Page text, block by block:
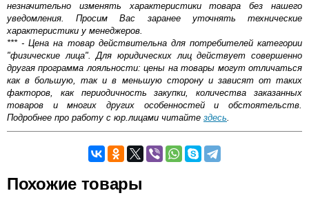
незначительно изменять характеристики товара без нашего
уведомления. Просим Вас заранее уточнять технические
характеристики у менеджеров.
*** - Цена на товар действительна для потребителей категории
"физические лица". Для юридических лиц действует совершенно
другая программа лояльности: цены на товары могут отличаться
как в большую, так и в меньшую сторону и зависят от таких
факторов, как периодичность закупки, количества заказанных
товаров и многих других особенностей и обстоятельств.
Подробнее про работу с юр.лицами читайте здесь.
Похожие товары